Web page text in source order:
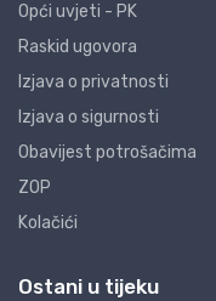
Opći uvjeti - PK
Raskid ugovora
Izjava o privatnosti
Izjava o sigurnosti
Obavijest potrošačima
ZOP
Kolačići
Ostani u tijeku